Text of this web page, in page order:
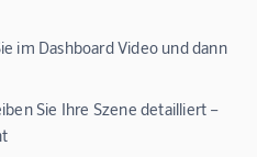
im Dashboard Video und dann
Sie Ihre Szene detailliert –